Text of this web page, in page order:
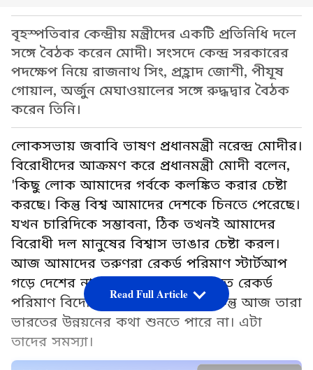
বৃহস্পতিবার কেন্দ্রীয় মন্ত্রীদের একটি প্রতিনিধি দলে
সঙ্গে বৈঠক করেন মোদী। সংসদে কেন্দ্র সরকারের
পদক্ষেপ নিয়ে রাজনাথ সিং, প্রহ্লাদ জোশী, পীযূষ
গোয়াল, অর্জুন মেঘাওয়ালের সঙ্গে রুদ্ধদ্বার বৈঠক
করেন তিনি।
লোকসভায় জবাবি ভাষণ প্রধানমন্ত্রী নরেন্দ্র মোদীর।
বিরোধীদের আক্রমণ করে প্রধানমন্ত্রী মোদী বলেন,
'কিছু লোক আমাদের গর্বকে কলঙ্কিত করার চেষ্টা
করছে। কিন্তু বিশ্ব আমাদের দেশকে চিনতে পেরেছে।
যখন চারিদিকে সম্ভাবনা, ঠিক তখনই আমাদের
বিরোধী দল মানুষের বিশ্বাস ভাঙার চেষ্টা করল।
আজ আমাদের তরুণরা রেকর্ড পরিমাণ স্টার্টআপ
গড়ে দেশের নাম বাড়াচ্ছে। আজ ভারতে রেকর্ড
পরিমাণ বিদেশি বিনিয়োগ আসছে। কিন্তু আজ তারা
ভারতের উন্নয়নের কথা শুনতে পারে না। এটা
তাদের সমস্যা।
Read Full Article